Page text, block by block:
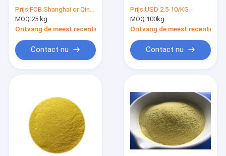
Antibiotica Voor
Verbeterde
Diergezondheid
Prijs:FOB Shanghai or Qingdao Negotiated
MOQ:25 kg
Ontvang de meest recente Prijs
Contact nu
Prijs:USD 2.5-10/KG
MOQ:100kg
Ontvang de meest recente
Contact nu